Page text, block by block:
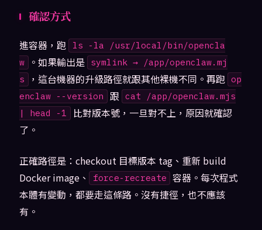
確認方式
進容器，跑
ls -la /usr/local/bin/opencla
w
。如果輸出是 symlink → /app/openclaw.mj
s
，這台機器的升級路徑就跟其他裸機不同。再跑 op
enclaw --version
跟 cat /app/openclaw.mjs
| head -1
比對版本號，一旦對不上，原因就確認
了。
正確路徑是：checkout 目標版本 tag、重新 build
Docker image、
force-recreate 容器。每次程式
本體有變動，都要走這條路。沒有捷徑，也不應該
有。